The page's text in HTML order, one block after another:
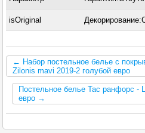
isOriginal
← Набор постельное белье с
Zilonis mavi 2019-2 голубой евро
Постельное белье Tac ранфорс -
евро →